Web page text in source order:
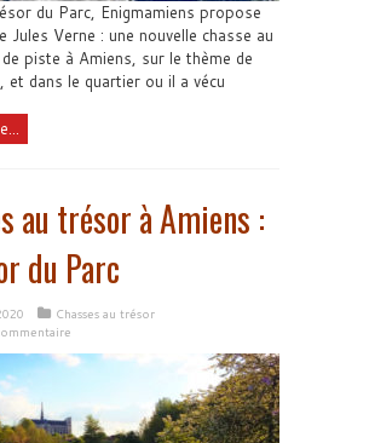
du Parc, Enigmamiens propose
Jules Verne : une nouvelle chasse au
piste à Amiens, sur le thème de
et dans le quartier ou il a vécu
au trésor à Amiens :
du Parc
Chasses au trésor